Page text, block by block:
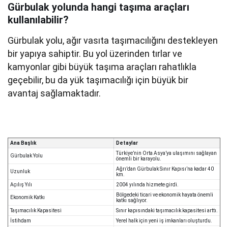
Gürbulak yolunda hangi taşıma araçları
kullanılabilir?
Gürbulak yolu, ağır vasıta taşımacılığını destekleyen
bir yapıya sahiptir. Bu yol üzerinden tırlar ve
kamyonlar gibi büyük taşıma araçları rahatlıkla
geçebilir, bu da yük taşımacılığı için büyük bir
avantaj sağlamaktadır.
Ana Başlık Detaylar
Gürbulak Yolu
Türkiye’nin Orta Asya’ya ulaşımını sağlayan
önemli bir karayolu.
Uzunluk
Ağrı’dan Gürbulak Sınır Kapısı’na kadar 40
km.
Açılış Yılı
2004 yılında hizmete girdi.
Ekonomik Katkı
Bölgedeki ticari ve ekonomik hayata önemli
katkı sağlıyor.
Taşımacılık Kapasitesi
Sınır kapısındaki taşımacılık kapasitesi arttı.
İstihdam
Yerel halk için yeni iş imkanları oluşturdu.